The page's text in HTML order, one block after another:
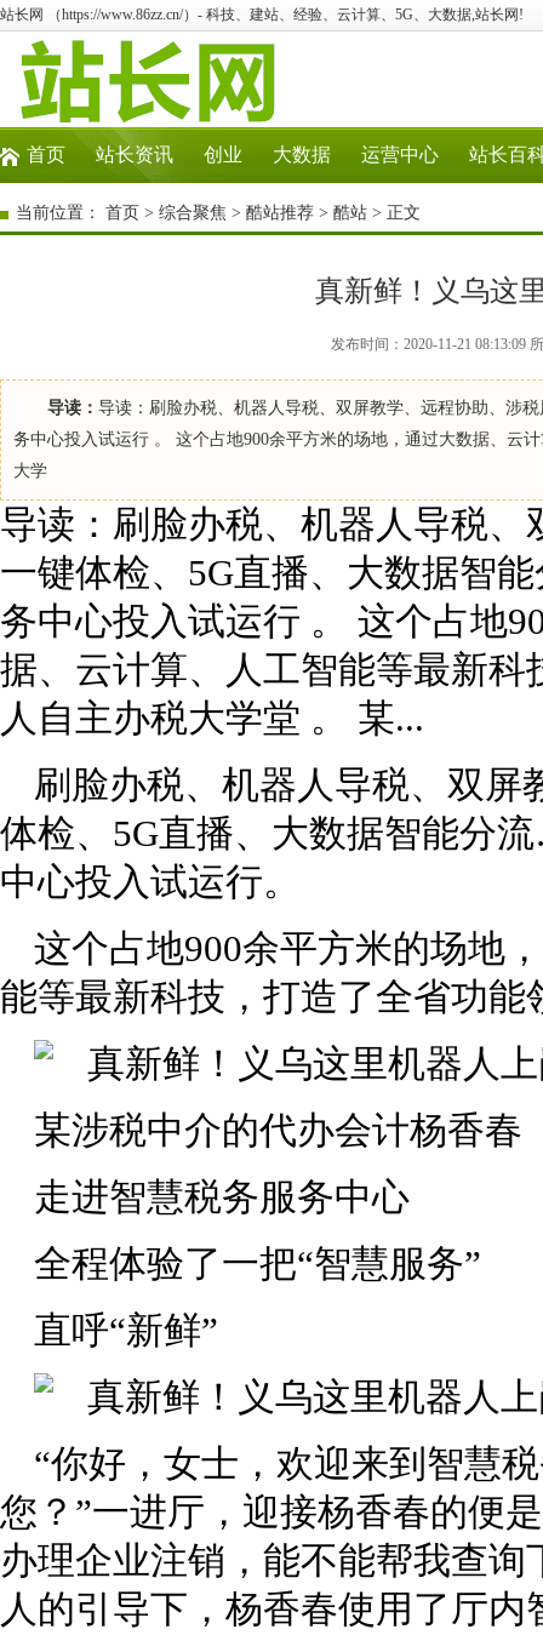
站长网 （https://www.86zz.cn/）- 科技、建站、经验、云计算、5G、大数据,站长网!
首页 站长资讯 创业 大数据 运营中心 站长百
当前位置： 首页 > 综合聚焦 > 酷站推荐 > 酷站 > 正文
真新鲜！义乌这
发布时间：2020-11-21 08:13:09
导读： 导读：刷脸办税、机器人导税、双屏教学、远程协助、涉
务中心投入试运行 。 这个占地900余平方米的场地，通过大数据、云
大学
导读：刷脸办税、机器人导税
一键体检、5G直播、大数据智
务中心投入试运行 。 这个占地
据、云计算、人工智能等最新
人自主办税大学堂 。 某...
刷脸办税、机器人导税、双屏
体检、5G直播、大数据智能分
中心投入试运行。
这个占地900余平方米的场地
能等最新科技，打造了全省功
某涉税中介的代办会计杨香春
走进智慧税务服务中心
全程体验了一把“智慧服务”
直呼“新鲜”
“你好，女士，欢迎来到智慧
您？”一进厅，迎接杨香春的便
办理企业注销，能不能帮我查
人的引导下，杨香春使用了厅